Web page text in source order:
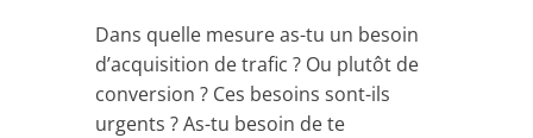
Dans quelle mesure as-tu un besoin
d’acquisition de trafic ? Ou plutôt de
conversion ? Ces besoins sont-ils
urgents ? As-tu besoin de te